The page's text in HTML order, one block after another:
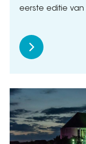
eerste editie van